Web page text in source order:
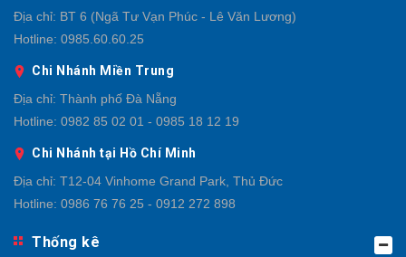
Địa chỉ: BT 6 (Ngã Tư Vạn Phúc - Lê Văn Lương)
Hotline: 0985.60.60.25
Chi Nhánh Miền Trung
Địa chỉ: Thành phố Đà Nẵng
Hotline: 0982 85 02 01 - 0985 18 12 19
Chi Nhánh tại Hồ Chí Minh
Địa chỉ: T12-04 Vinhome Grand Park, Thủ Đức
Hotline: 0986 76 76 25 - 0912 272 898
Thống kê